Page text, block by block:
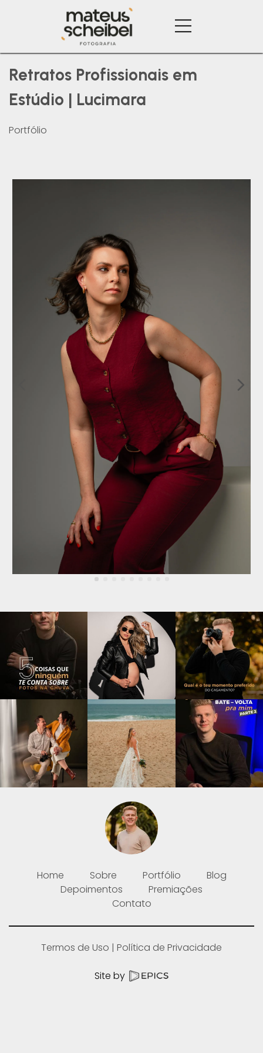
Retratos Profissionais em
Estúdio | Lucimara
Portfólio
Home Sobre Portfólio
Blog
Depoimentos
Premiações
Contato
Termos de Uso Política de Privacidade
Site by